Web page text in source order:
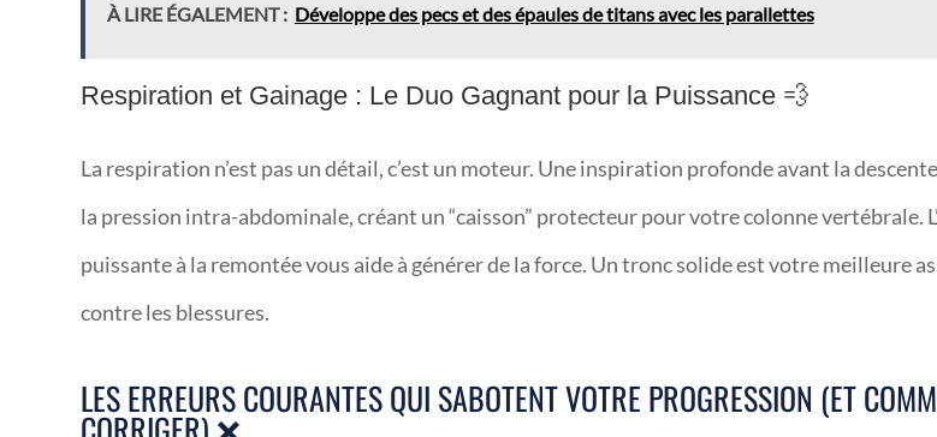
À LIRE ÉGALEMENT : Développe des pecs et des épaules de titans avec les parallettes
Respiration et Gainage : Le Duo Gagnant pour la Puissance 💨
La respiration n’est pas un détail, c’est un moteur. Une inspiration profonde avant la
la pression intra-abdominale, créant un “caisson” protecteur pour votre colonne vertébrale.
puissante à la remontée vous aide à générer de la force. Un tronc solide est votre meilleure
contre les blessures.
LES ERREURS COURANTES QUI SABOTENT VOTRE PROGRESSION (ET